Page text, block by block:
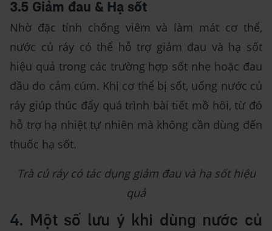
3.5 Giảm đau & Hạ sốt
Nhờ đặc tính chống viêm và làm mát cơ thể,
nước củ ráy có thể hỗ trợ giảm đau và hạ sốt
hiệu quả trong các trường hợp sốt nhẹ hoặc đau
đầu do cảm cúm. Khi cơ thể bị sốt, uống nước củ
ráy giúp thúc đẩy quá trình bài tiết mồ hôi, từ đó
hỗ trợ hạ nhiệt tự nhiên mà không cần dùng đến
thuốc hạ sốt.
Trà củ ráy có tác dụng giảm đau và hạ sốt hiệu
quả
4. Một số lưu ý khi dùng nước củ